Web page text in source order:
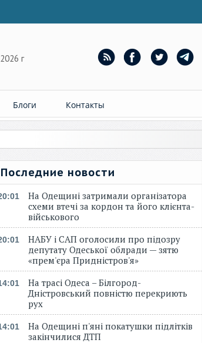
г
Блоги Контакты
Последние новости
На Одещині затримали організатора
схеми втечі за кордон та його клієнта-
військового
НАБУ і САП оголосили про підозру
депутату Одеської облради — зятю
«прем'єра Придністров'я»
На трасі Одеса – Білгород-
Дністровський повністю перекриють
рух
На Одещині п'яні покатушки підлітків
закінчилися ДТП